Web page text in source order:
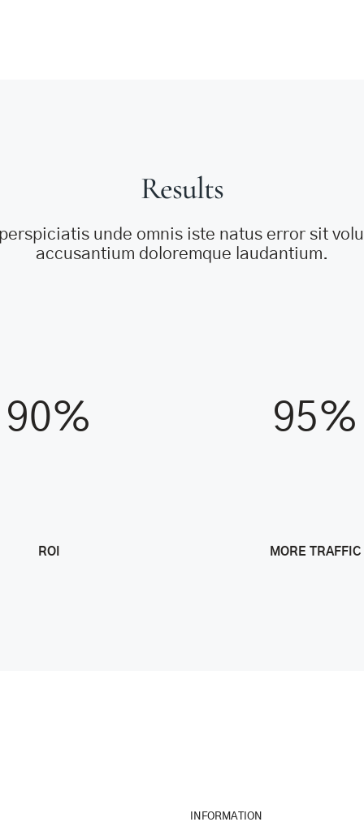
Results
unde omnis iste natus error sit
accusantium doloremque laudantium.
90%
ROI
95%
MORE TRAFFIC
INFORMATION